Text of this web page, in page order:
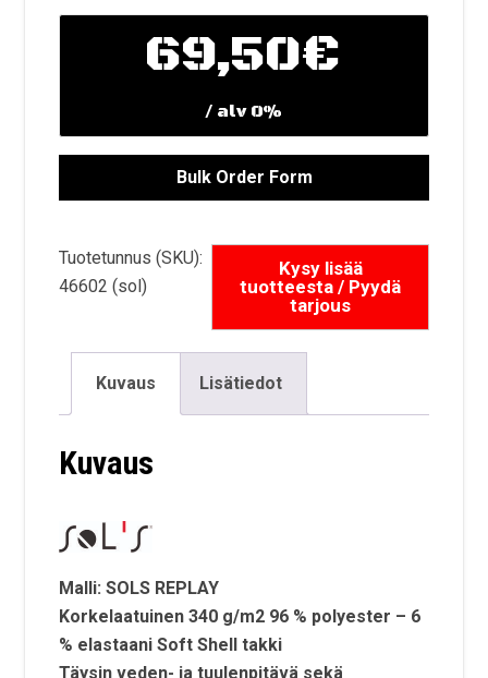
69,50€
/ alv 0%
Tuotetunnus (SKU):
46602 (sol)
Kuvaus Lisätiedot
Kuvaus
Malli: SOLS REPLAY
Korkelaatuinen 340 g/m2 96 % polyester – 6
% elastaani Soft Shell takki
Täysin veden- ja tuulenpitävä sekä